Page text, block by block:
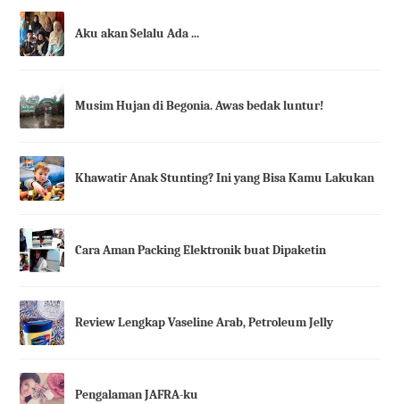
Aku akan Selalu Ada ...
Musim Hujan di Begonia. Awas bedak luntur!
Khawatir Anak Stunting? Ini yang Bisa Kamu Lakukan
Cara Aman Packing Elektronik buat Dipaketin
Review Lengkap Vaseline Arab, Petroleum Jelly
Pengalaman JAFRA-ku